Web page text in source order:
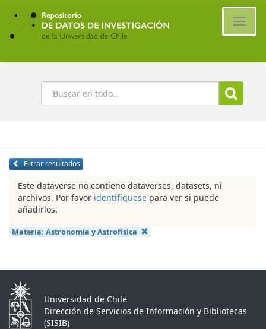
Ir
contenido
principal
Buscar
Filtrar resultados
Este dataverse no contiene dataverses, datasets, ni
archivos. Por favor identifíquese para ver si puede
añadirlos.
Materia: Astronomía y Astrofísica
Universidad de Chile
Dirección de Servicios de Información y Bibliotecas
(SISIB)